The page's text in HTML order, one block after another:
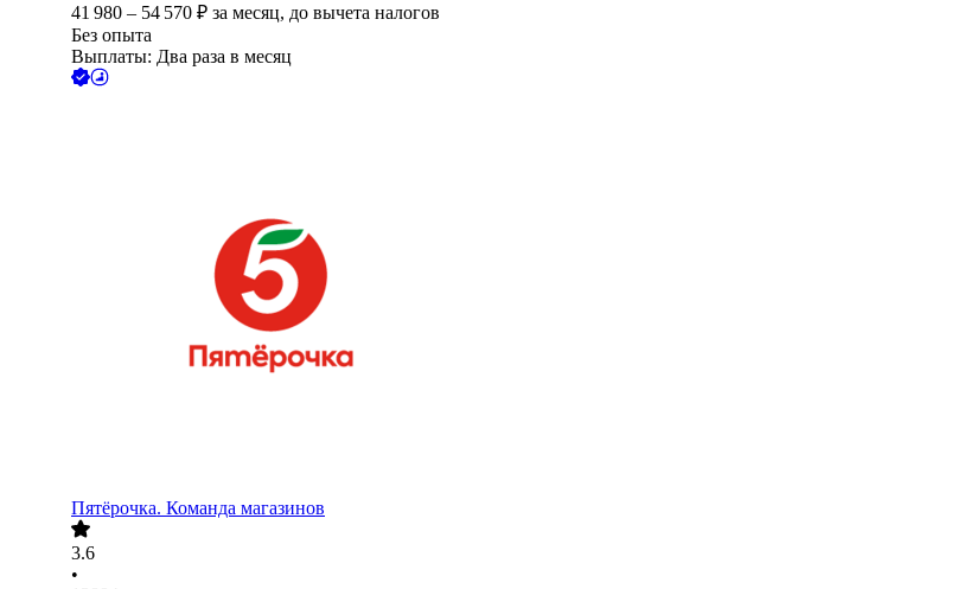
41 980 – 54 570 ₽ за месяц, до вычета налогов
Без опыта
Выплаты: Два раза в месяц
Пятёрочка. Команда магазинов
3.6
•